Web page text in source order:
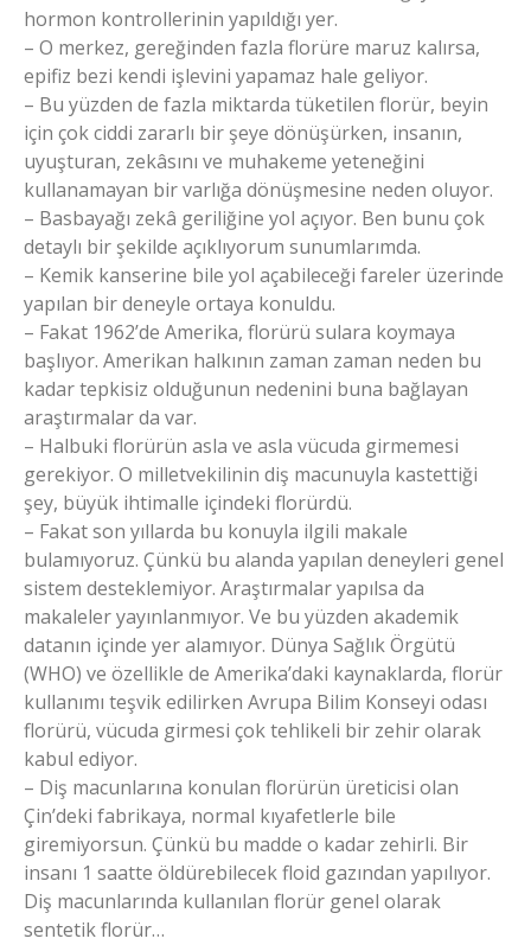
hormon kontrollerinin yapıldığı yer.
– O merkez, gereğinden fazla florüre maruz kalırsa,
epifiz bezi kendi işlevini yapamaz hale geliyor.
– Bu yüzden de fazla miktarda tüketilen florür, beyin
için çok ciddi zararlı bir şeye dönüşürken, insanın,
uyuşturan, zekâsını ve muhakeme yeteneğini
kullanamayan bir varlığa dönüşmesine neden oluyor.
– Basbayağı zekâ geriliğine yol açıyor. Ben bunu çok
detaylı bir şekilde açıklıyorum sunumlarımda.
– Kemik kanserine bile yol açabileceği fareler üzerinde
yapılan bir deneyle ortaya konuldu.
– Fakat 1962’de Amerika, florürü sulara koymaya
başlıyor. Amerikan halkının zaman zaman neden bu
kadar tepkisiz olduğunun nedenini buna bağlayan
araştırmalar da var.
– Halbuki florürün asla ve asla vücuda girmemesi
gerekiyor. O milletvekilinin diş macunuyla kastettiği
şey, büyük ihtimalle içindeki florürdü.
– Fakat son yıllarda bu konuyla ilgili makale
bulamıyoruz. Çünkü bu alanda yapılan deneyleri genel
sistem desteklemiyor. Araştırmalar yapılsa da
makaleler yayınlanmıyor. Ve bu yüzden akademik
datanın içinde yer alamıyor. Dünya Sağlık Örgütü
(WHO) ve özellikle de Amerika’daki kaynaklarda, florür
kullanımı teşvik edilirken Avrupa Bilim Konseyi odası
florürü, vücuda girmesi çok tehlikeli bir zehir olarak
kabul ediyor.
– Diş macunlarına konulan florürün üreticisi olan
Çin’deki fabrikaya, normal kıyafetlerle bile
giremiyorsun. Çünkü bu madde o kadar zehirli. Bir
insanı 1 saatte öldürebilecek floid gazından yapılıyor.
Diş macunlarında kullanılan florür genel olarak
sentetik florür…